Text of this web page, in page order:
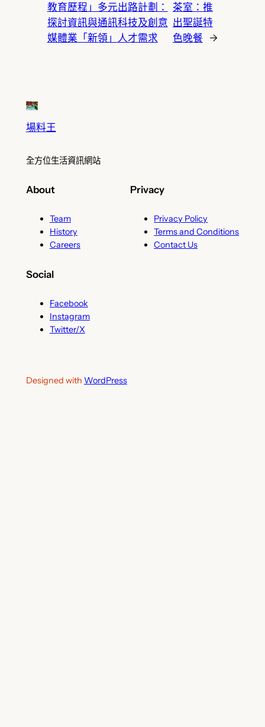
教育歷程」多元出路計劃：
探討資訊與通訊科技及創意
媒體業「新領」人才需求
茶室：推
出聖誕特
色晚餐
→
場料王
全方位生活資訊網站
About
Team
History
Careers
Privacy
Privacy Policy
Terms and Conditions
Contact Us
Social
Facebook
Instagram
Twitter/X
Designed with WordPress